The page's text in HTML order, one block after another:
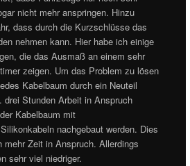
nicht mehr anspringen. Hinzu
dass durch die Kurzschlüsse das
nehmen kann. Hier habe ich einige
die das Ausmaß an einem sehr
zeigen. Um das Problem zu lösen
Kabelbaum durch ein Neuteil
Stunden Arbeit in Anspruch
Kabelbaum mit
nachgebaut werden. Dies
mehr Zeit in Anspruch. Allerdings
sehr viel niedriger.